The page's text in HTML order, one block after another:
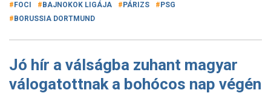
FOCI BAJNOKOK LIGÁJA PÁRIZS
PSG
BORUSSIA DORTMUND
Jó hír a válságba zuhant magyar
válogatottnak a bohócos nap végén